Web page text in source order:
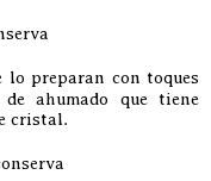
lo preparan con toques
ahumado que tiene
cristal.